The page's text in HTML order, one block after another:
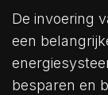
De invoering
een
besparen en